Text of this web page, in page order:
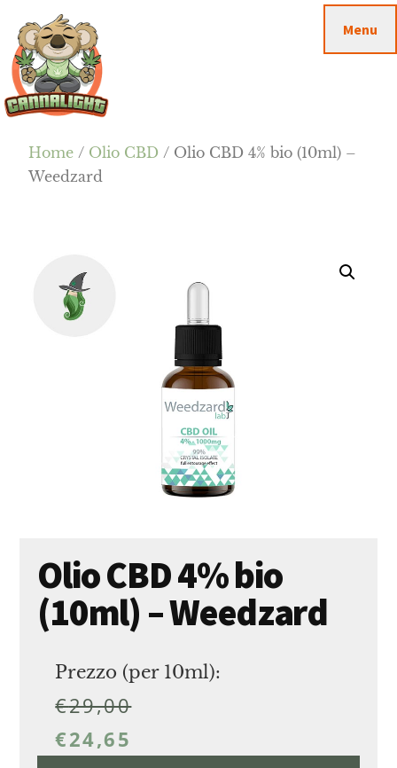
contenuto
principale
alla
barra
laterale
primaria
footer
Cannalight.it
Menu
Home / Olio CBD / Olio CBD 4% bio (10ml) –
Weedzard
Olio CBD 4% bio
(10ml) – Weedzard
Prezzo (per 10ml):
€29,00
€24,65